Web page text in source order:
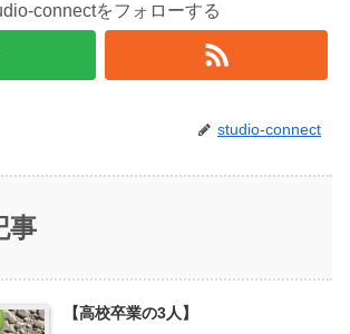
connectをフォローする
studio-connect
事
【高校卒業の3人】